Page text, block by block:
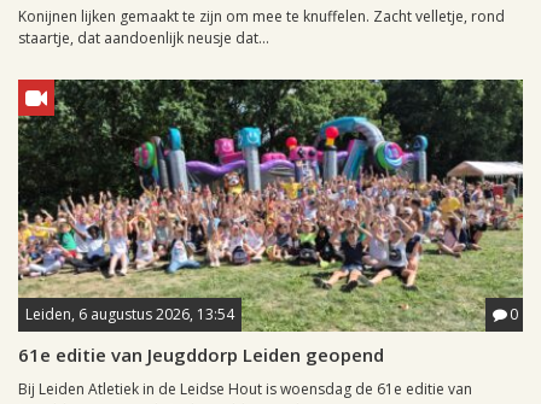
Konijnen lijken gemaakt te zijn om mee te knuffelen. Zacht velletje, rond
staartje, dat aandoenlijk neusje dat...
Leiden, 6 augustus 2026, 13:54 0
61e editie van Jeugddorp Leiden geopend
Bij Leiden Atletiek in de Leidse Hout is woensdag de 61e editie van